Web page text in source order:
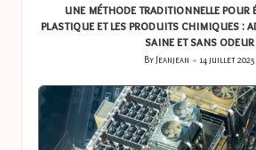
une méthode traditionnelle pour
plastique et les produits chimiques :
saine et sans odeur
Posted
by
By Jeanjean 14 juillet 2025